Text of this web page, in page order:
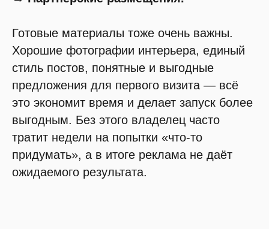
Готовые материалы тоже очень важны.
Хорошие фотографии интерьера, единый
стиль постов, понятные и выгодные
предложения для первого визита — всё
это экономит время и делает запуск более
выгодным. Без этого владелец часто
тратит недели на попытки «что-то
придумать», а в итоге реклама не даёт
ожидаемого результата.